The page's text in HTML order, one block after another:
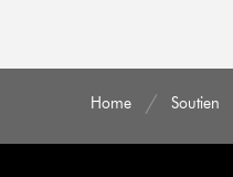
Home Soutien